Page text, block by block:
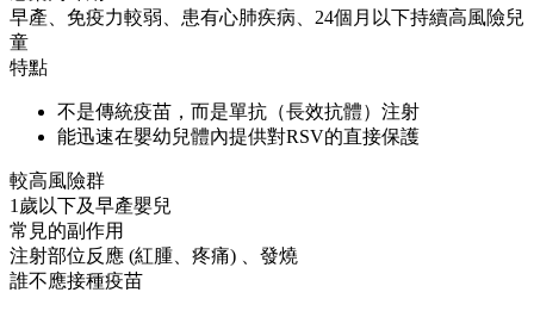
早產、免疫力較弱、患有心肺疾病、24個月以下持續高風險兒
童
特點
不是傳統疫苗，而是單抗（長效抗體）注射
能迅速在嬰幼兒體內提供對RSV的直接保護
較高風險群
1歲以下及早產嬰兒
常見的副作用
注射部位反應 (紅腫、疼痛) 、發燒
誰不應接種疫苗